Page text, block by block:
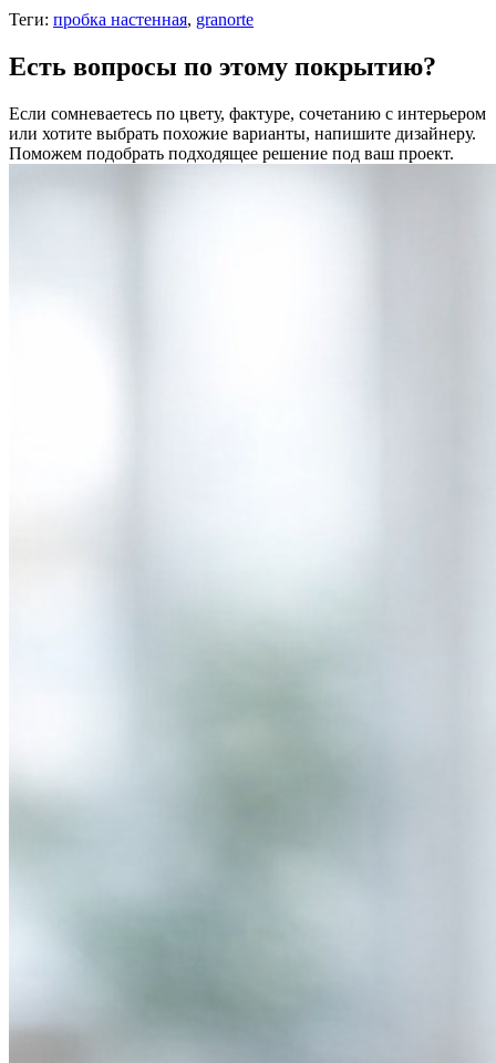
Теги: пробка настенная, granorte
Есть вопросы по этому покрытию?
Если сомневаетесь по цвету, фактуре, сочетанию с интерьером
или хотите выбрать похожие варианты, напишите дизайнеру.
Поможем подобрать подходящее решение под ваш проект.